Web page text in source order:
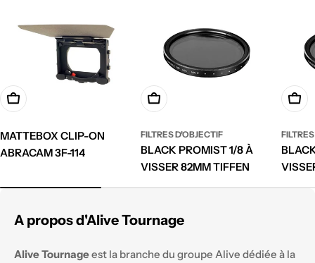
Ajouter à votre demande de devis
MATTEBOX CLIP-ON
ABRACAM 3F-114
Ajouter à votre demande de
FILTRES D'OBJECTIF
BLACK PROMIST 1/8 À
VISSER 82MM TIFFEN
A propos d'Alive Tournage
Alive Tournageest la branche du groupe Alive dédiée à la